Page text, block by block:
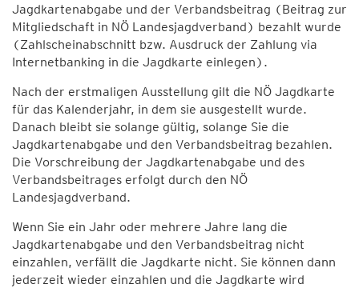
Jagdkartenabgabe und der Verbandsbeitrag (Beitrag zur
Mitgliedschaft in NÖ Landesjagdverband) bezahlt wurde
(Zahlscheinabschnitt bzw. Ausdruck der Zahlung via
Internetbanking in die Jagdkarte einlegen).
Nach der erstmaligen Ausstellung gilt die NÖ Jagdkarte
für das Kalenderjahr, in dem sie ausgestellt wurde.
Danach bleibt sie solange gültig, solange Sie die
Jagdkartenabgabe und den Verbandsbeitrag bezahlen.
Die Vorschreibung der Jagdkartenabgabe und des
Verbandsbeitrages erfolgt durch den NÖ
Landesjagdverband.
Wenn Sie ein Jahr oder mehrere Jahre lang die
Jagdkartenabgabe und den Verbandsbeitrag nicht
einzahlen, verfällt die Jagdkarte nicht. Sie können dann
jederzeit wieder einzahlen und die Jagdkarte wird